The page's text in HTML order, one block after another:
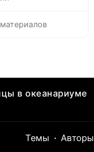
в океанариуме
Темы · Авторы